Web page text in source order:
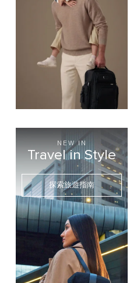
NEW IN
Travel in Style
探索旅遊指南